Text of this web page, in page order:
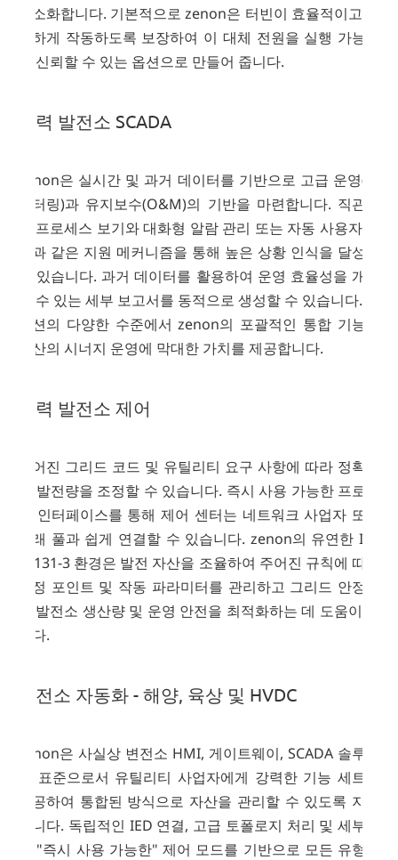
최소화합니다. 기본적으로 zenon은 터빈이 효율적이고 안
전하게 작동하도록 보장하여 이 대체 전원을 실행 가능하
고 신뢰할 수 있는 옵션으로 만들어 줍니다.
풍력 발전소 SCADA
zenon은 실시간 및 과거 데이터를 기반으로 고급 운영(모
니터링)과 유지보수(O&M)의 기반을 마련합니다. 직관적
인 프로세스 보기와 대화형 알람 관리 또는 자동 사용자 알
림과 같은 지원 메커니즘을 통해 높은 상황 인식을 달성할
수 있습니다. 과거 데이터를 활용하여 운영 효율성을 개선
할 수 있는 세부 보고서를 동적으로 생성할 수 있습니다. 솔
루션의 다양한 수준에서 zenon의 포괄적인 통합 기능은
자산의 시너지 운영에 막대한 가치를 제공합니다.
풍력 발전소 제어
주어진 그리드 코드 및 유틸리티 요구 사항에 따라 정확하
게 발전량을 조정할 수 있습니다. 즉시 사용 가능한 프로토
콜 인터페이스를 통해 제어 센터는 네트워크 사업자 또는
거래 풀과 쉽게 연결할 수 있습니다. zenon의 유연한 IEC
61131-3 환경은 발전 자산을 조율하여 주어진 규칙에 따라
설정 포인트 및 작동 파라미터를 관리하고 그리드 안정성
과 발전소 생산량 및 운영 안전을 최적화하는 데 도움이 됩
니다.
변전소 자동화 - 해양, 육상 및 HVDC
zenon은 사실상 변전소 HMI, 게이트웨이, SCADA 솔루션
의 표준으로서 유틸리티 사업자에게 강력한 기능 세트를
제공하여 통합된 방식으로 자산을 관리할 수 있도록 지원
합니다. 독립적인 IED 연결, 고급 토폴로지 처리 및 세부적
인 "즉시 사용 가능한" 제어 모드를 기반으로 모든 유형과